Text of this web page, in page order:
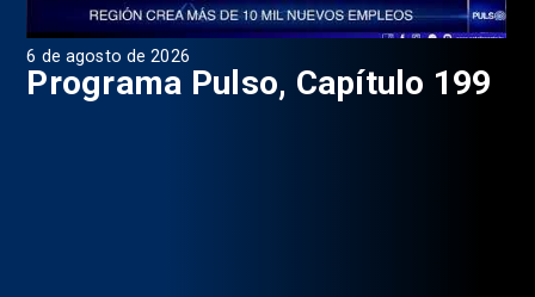
6 de agosto de 2026
Programa Pulso, Capítulo 199